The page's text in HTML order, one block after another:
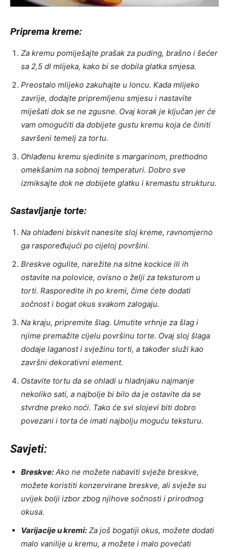
Priprema kreme:
Za kremu pomiješajte prašak za puding, brašno i šećer
sa 2,5 dl mlijeka, kako bi se dobila glatka smjesa.
Preostalo mlijeko zakuhajte u loncu. Kada mlijeko
zavrije, dodajte pripremljenu smjesu i nastavite
miješati dok se ne zgusne. Ovaj korak je ključan jer će
vam omogućiti da dobijete gustu kremu koja će činiti
savršeni temelj za tortu.
Ohlađenu kremu sjedinite s margarinom, prethodno
omekšanim na sobnoj temperaturi. Dobro sve
izmiksajte dok ne dobijete glatku i kremastu strukturu.
Sastavljanje torte:
Na ohlađeni biskvit nanesite sloj kreme, ravnomjerno
ga raspoređujući po cijeloj površini.
Breskve ogulite, narežite na sitne kockice ili ih
ostavite na polovice, ovisno o želji za teksturom u
torti. Rasporedite ih po kremi, čime ćete dodati
sočnost i bogat okus svakom zalogaju.
Na kraju, pripremite šlag. Umutite vrhnje za šlag i
njime premažite cijelu površinu torte. Ovaj sloj šlaga
dodaje laganost i svježinu torti, a također služi kao
završni dekorativni element.
Ostavite tortu da se ohladi u hladnjaku najmanje
nekoliko sati, a najbolje bi bilo da je ostavite da se
stvrdne preko noći. Tako će svi slojevi biti dobro
povezani i torta će imati najbolju moguću teksturu.
Savjeti:
Breskve: Ako ne možete nabaviti svježe breskve,
možete koristiti konzervirane breskve, ali svježe su
uvijek bolji izbor zbog njihove sočnosti i prirodnog
okusa.
Varijacije u kremi: Za još bogatiji okus, možete dodati
malo vanilije u kremu, a možete i malo povećati